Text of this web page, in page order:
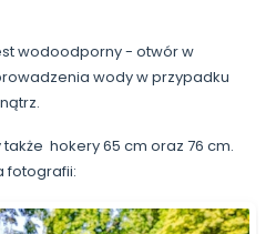
wodoodporny - otwór w
wody w przypadku
hokery 65 cm oraz 76 cm.
fotografii: